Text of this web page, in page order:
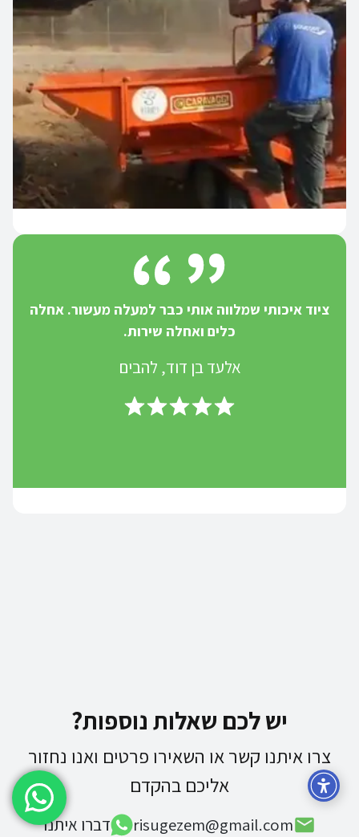
ציוד איכותי שמלווה אותי כבר למעלה מעשור. אחלה
כלים ואחלה שירות.
אלעד בן דוד, להבים
יש לכם שאלות נוספות?
צרו איתנו קשר או השאירו פרטים ואנו נחזור
אליכם בהקדם
risugezem@gmail.com דברו איתנו